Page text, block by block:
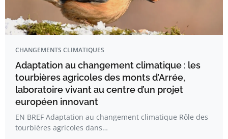
CHANGEMENTS CLIMATIQUES
Adaptation au changement climatique : les
tourbières agricoles des monts d’Arrée,
laboratoire vivant au centre d’un projet
européen innovant
EN BREF Adaptation au changement climatique Rôle des
tourbières agricoles dans…